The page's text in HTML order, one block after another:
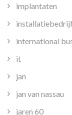
implantaten
installatiebedrijf
international
it
jan
jan van nassau
jaren 60